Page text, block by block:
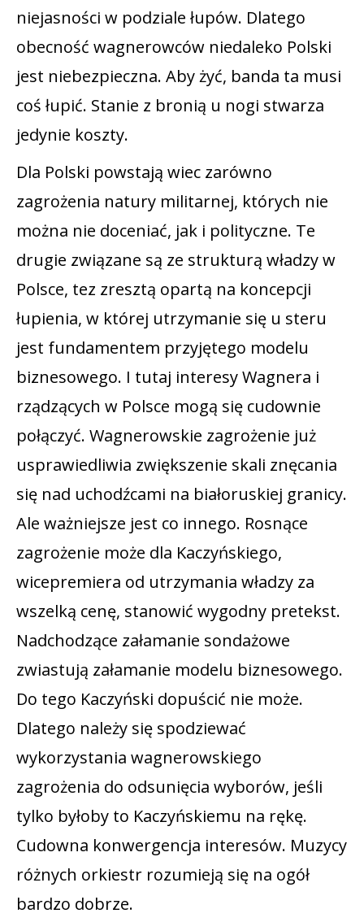
niejasności w podziale łupów. Dlatego
obecność wagnerowców niedaleko Polski
jest niebezpieczna. Aby żyć, banda ta musi
coś łupić. Stanie z bronią u nogi stwarza
jedynie koszty.
Dla Polski powstają wiec zarówno
zagrożenia natury militarnej, których nie
można nie doceniać, jak i polityczne. Te
drugie związane są ze strukturą władzy w
Polsce, tez zresztą opartą na koncepcji
łupienia, w której utrzymanie się u steru
jest fundamentem przyjętego modelu
biznesowego. I tutaj interesy Wagnera i
rządzących w Polsce mogą się cudownie
połączyć. Wagnerowskie zagrożenie już
usprawiedliwia zwiększenie skali znęcania
się nad uchodźcami na białoruskiej granicy.
Ale ważniejsze jest co innego. Rosnące
zagrożenie może dla Kaczyńskiego,
wicepremiera od utrzymania władzy za
wszelką cenę, stanowić wygodny pretekst.
Nadchodzące załamanie sondażowe
zwiastują załamanie modelu biznesowego.
Do tego Kaczyński dopuścić nie może.
Dlatego należy się spodziewać
wykorzystania wagnerowskiego
zagrożenia do odsunięcia wyborów, jeśli
tylko byłoby to Kaczyńskiemu na rękę.
Cudowna konwergencja interesów. Muzycy
różnych orkiestr rozumieją się na ogół
bardzo dobrze.